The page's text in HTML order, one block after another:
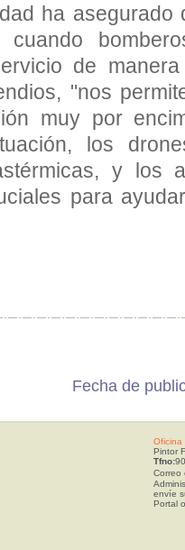
ha asegurado
cuando
de
"nos
muy por
los
y los
para
Fecha de
Oficina
Pintor
Tfno:
Correo
envíe
Portal